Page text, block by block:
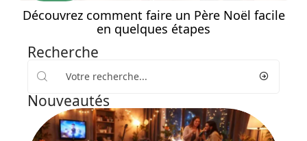
Découvrez comment faire un Père Noël facile
en quelques étapes
Recherche
Nouveautés